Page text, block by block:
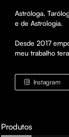
Astróloga,
e de Astrologia.
Desde 2017
meu trabalho
Instagram
Produtos